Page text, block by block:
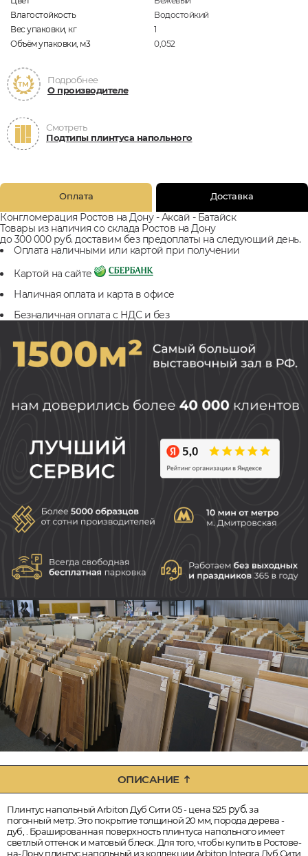
Влагостойкость
Водостойкий
Вес упаковки, кг
1
Объём упаковки, м3
0,052
Подробнее
О производителе
Смотреть
Подтипы плинтуса напольного
Оплата Доставка
Конгломерация Ростов на Дону - Аксай - Батайск
Товары из наличия со склада Ростов на Дону
до 300 000 руб. доставим без предоплаты на следующий день.
Оплата наличными или картой при получении
Картой на сайте
Наличная оплата и карта в офисе
Безналичная оплата с НДС и без
ОПИСАНИЕ
Плинтус напольный Arbiton Дуб Сити 05 - цена 525руб.за
погонный метр. Это покрытие толщиной 20 мм, порода дерева -
дуб, . Брашированная поверхность плинтуса напольного имеет
светлый оттенок и матовый блеск. Для того, чтобы купить в Ростове-
на-Дону плинтус напольный из коллекции Arbiton Integra Дуб Сити